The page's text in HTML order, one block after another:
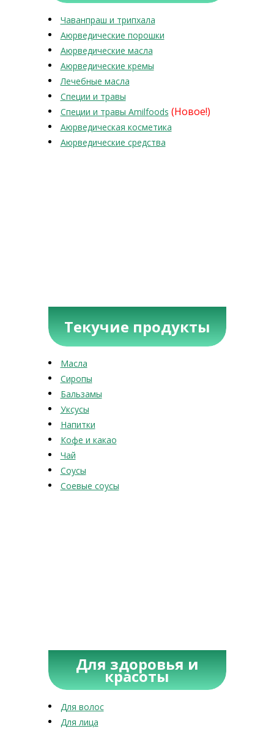
Чаванпраш и трипхала
Аюрведические порошки
Аюрведические масла
Аюрведические кремы
Лечебные масла
Специи и травы
Специи и травы Amilfoods (Новое!)
Аюрведическая косметика
Аюрведические средства
Текучие продукты
Масла
Сиропы
Бальзамы
Уксусы
Напитки
Кофе и какао
Чай
Соусы
Соевые соусы
Для здоровья и
красоты
Для волос
Для лица